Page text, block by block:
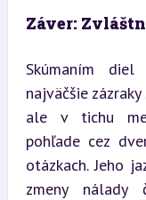
Záver:
Skúmaním diel
najväčšie
ale v tichu
pohľade cez
otázkach. Jeho
zmeny